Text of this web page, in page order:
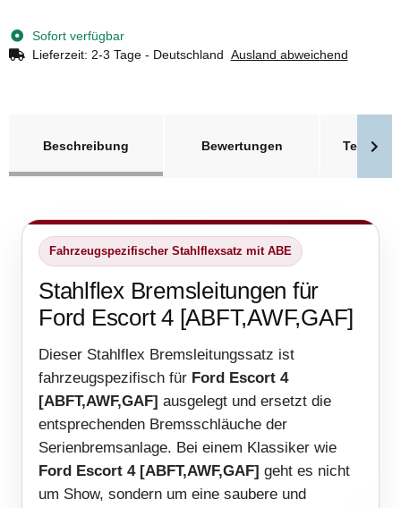
Sofort verfügbar
Lieferzeit: 2-3 Tage - Deutschland Ausland abweichend
Beschreibung
Bewertungen
Fahrzeugspezifischer Stahlflexsatz mit ABE
Stahlflex Bremsleitungen für
Ford Escort 4 [ABFT,AWF,GAF]
Dieser Stahlflex Bremsleitungssatz ist
fahrzeugspezifisch für Ford Escort 4
[ABFT,AWF,GAF] ausgelegt und ersetzt die
entsprechenden Bremsschläuche der
Serienbremsanlage. Bei einem Klassiker wie
Ford Escort 4 [ABFT,AWF,GAF] geht es nicht
um Show, sondern um eine saubere und